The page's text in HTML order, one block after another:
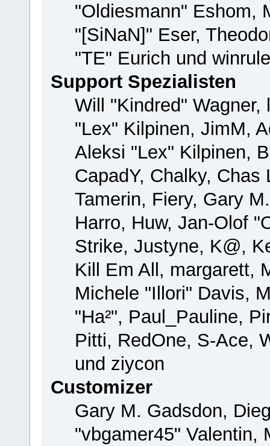
"Oldiesmann" Eshom,
"[SiNaN]" Eser,
"TE" Eurich und
Support Spezialisten
Will "Kindred"
"Lex" Kilpinen, JimM,
Aleksi "Lex" Kilpinen,
CapadY, Chalky,
Tamerin, Fiery, Gary
Harro, Huw, Jan-Olof
Strike, Justyne, K@,
Kill Em All, margarett,
Michele "Illori" Davis,
"Ha²", Paul_Pauline,
Pitti, RedOne, S-Ace,
und ziycon
Customizer
Gary M. Gadsdon,
"vbgamer45"